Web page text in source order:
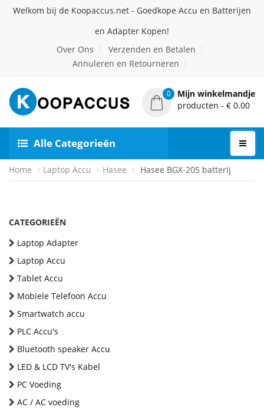
Welkom bij de Koopaccus.net - Goedkope Accu en Batterijen
en Adapter Kopen!
Over Ons
Verzenden en Betalen
Annuleren en Retourneren
0
Mijn winkelmandje
producten - € 0.00
Alle Categorieën
Home Laptop Accu Hasee Hasee BGX-205 batterij
CATEGORIEËN
Laptop Adapter
Laptop Accu
Tablet Accu
Mobiele Telefoon Accu
Smartwatch accu
PLC Accu's
Bluetooth speaker Accu
LED & LCD TV's Kabel
PC Voeding
AC / AC voeding